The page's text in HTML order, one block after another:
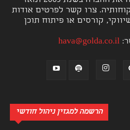
צרו קשר לפרטים אודות
קורסים או פיתוח תוכן
hava@golda.co.il
הרשמה למגזין ניהול חודשי